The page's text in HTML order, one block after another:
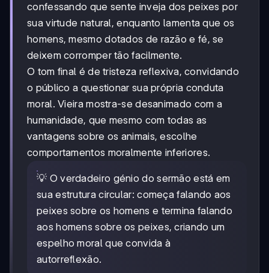
confessando que sente inveja dos peixes por
sua virtude natural, enquanto lamenta que os
homens, mesmo dotados de razão e fé, se
deixem corromper tão facilmente.
O tom final é de tristeza reflexiva, convidando
o público a questionar sua própria conduta
moral. Vieira mostra-se desanimado com a
humanidade, que mesmo com todas as
vantagens sobre os animais, escolhe
comportamentos moralmente inferiores.
💡 O verdadeiro génio do sermão está em
sua estrutura circular: começa falando aos
peixes sobre os homens e termina falando
aos homens sobre os peixes, criando um
espelho moral que convida à
autorreflexão.